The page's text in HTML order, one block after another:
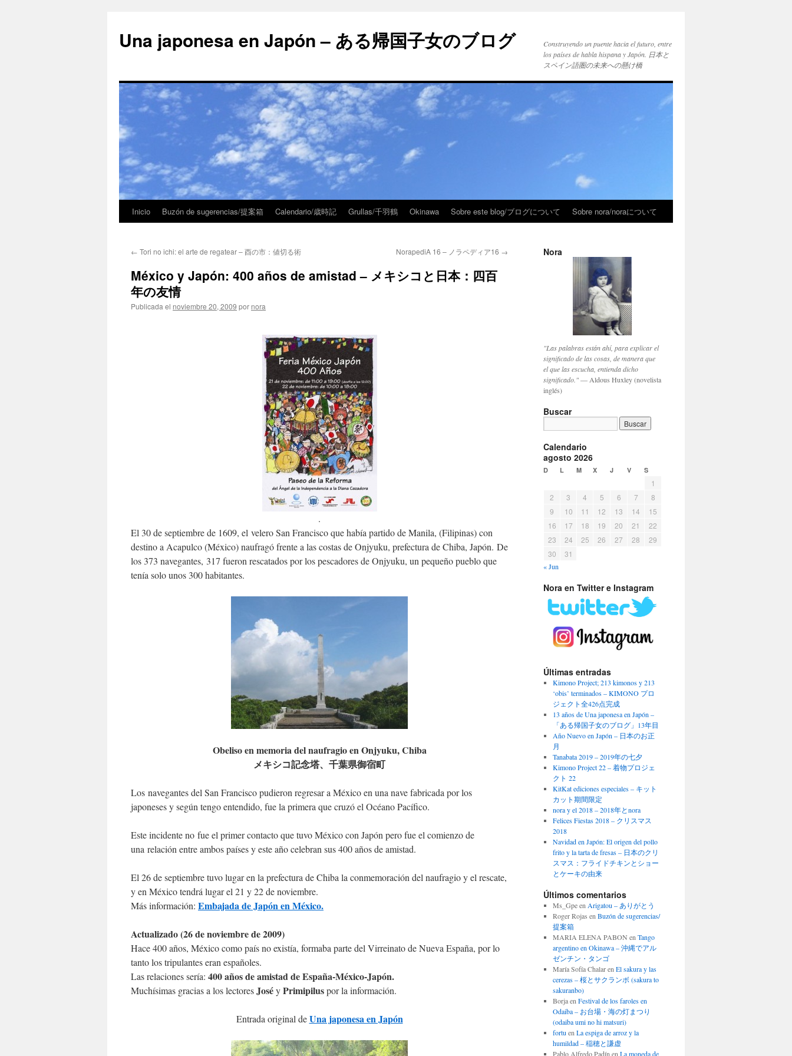
Una japonesa en Japón – ある帰国子女のブログ
Construyendo un puente hacia el futuro, entre
los países de habla hispana y Japón. 日本と
スペイン語圏の未来への懸け橋
Inicio Buzón de sugerencias/提案箱 Calendario/歳時記 Grullas/千羽鶴 Okinawa Sobre este blog/ブログについて Sobre nora/noraについて
← Tori no ichi: el arte de regatear – 酉の市：値切る術 NorapediA 16 – ノラペディア16 →
México y Japón: 400 años de amistad – メキシコと日本：四百
年の友情
Publicada el noviembre 20, 2009 por nora
.
El 30 de septiembre de 1609, el velero San Francisco que había partido de Manila, (Filipinas) con
destino a Acapulco (México) naufragó frente a las costas de Onjyuku, prefectura de Chiba, Japón. De
los 373 navegantes, 317 fueron rescatados por los pescadores de Onjyuku, un pequeño pueblo que
tenía solo unos 300 habitantes.
Obeliso en memoria del naufragio en Onjyuku, Chiba
メキシコ記念塔、千葉県御宿町
Los navegantes del San Francisco pudieron regresar a México en una nave fabricada por los
japoneses y según tengo entendido, fue la primera que cruzó el Océano Pacífico.
Este incidente no fue el primer contacto que tuvo México con Japón pero fue el comienzo de
una relación entre ambos países y este año celebran sus 400 años de amistad.
El 26 de septiembre tuvo lugar en la prefectura de Chiba la conmemoración del naufragio y el rescate,
y en México tendrá lugar el 21 y 22 de noviembre.
Más información: Embajada de Japón en México.
Actualizado (26 de noviembre de 2009)
Hace 400 años, México como país no existía, formaba parte del Virreinato de Nueva España, por lo
tanto los tripulantes eran españoles.
Las relaciones sería: 400 años de amistad de España-México-Japón.
Muchísimas gracias a los lectoresJoséyPrimipiluspor la información.
Entrada original deUna japonesa en Japón
Nora
"Las palabras están ahí, para explicar el
significado de las cosas, de manera que
el que las escucha, entienda dicho
significado."— Aldous Huxley (novelista
inglés)
Buscar
Calendario
agosto 2026
D L M X J V S
1
2
3 4 5 6 7
8
9
10 11 12 13 14
15
16
17 18 19 20 21
22
23
24 25 26 27 28
29
30
31
« Jun
Nora en Twitter e Instagram
Últimas entradas
Kimono Project; 213 kimonos y 213
‘obis’ terminados – KIMONO プロ
ジェクト全426点完成
13 años de Una japonesa en Japón –
「ある帰国子女のブログ」13年目
Año Nuevo en Japón – 日本のお正
月
Tanabata 2019 – 2019年の七夕
Kimono Project 22 – 着物プロジェ
クト 22
KitKat ediciones especiales – キット
カット期間限定
nora y el 2018 – 2018年とnora
Felices Fiestas 2018 – クリスマス
2018
Navidad en Japón: El origen del pollo
frito y la tarta de fresas – 日本のクリ
スマス：フライドチキンとショー
とケーキの由来
Últimos comentarios
Ms_Gpeen Arigatou – ありがとう
Roger Rojas en Buzón de sugerencias/
提案箱
MARIA ELENA PABON en Tango
argentino en Okinawa – 沖縄でアル
ゼンチン・タンゴ
María Sofía Chalaren El sakura y las
cerezas – 桜とサクランボ (sakura to
sakuranbo)
Borjaen Festival de los faroles en
Odaiba – お台場・海の灯まつり
(odaiba umi no hi matsuri)
fortu en La espiga de arroz y la
humildad – 稲穂と謙虚
Pablo Alfredo Padín en La moneda de